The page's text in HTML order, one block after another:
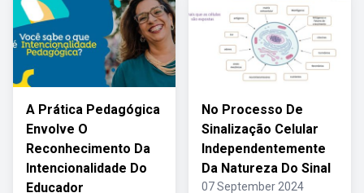
A Prática Pedagógica
Envolve O
Reconhecimento Da
Intencionalidade Do
Educador
No Processo De
Sinalização Celular
Independentemente
Da Natureza Do Sinal
07 September 2024